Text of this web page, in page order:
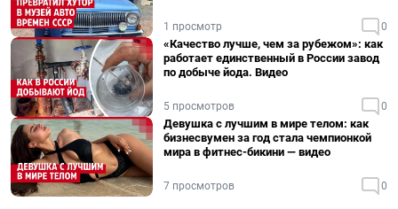
1 просмотр 0
«Качество лучше, чем за рубежом»: как
работает единственный в России завод
по добыче йода. Видео
5 просмотров 0
Девушка с лучшим в мире телом: как
бизнесвумен за год стала чемпионкой
мира в фитнес-бикини — видео
7 просмотров 0